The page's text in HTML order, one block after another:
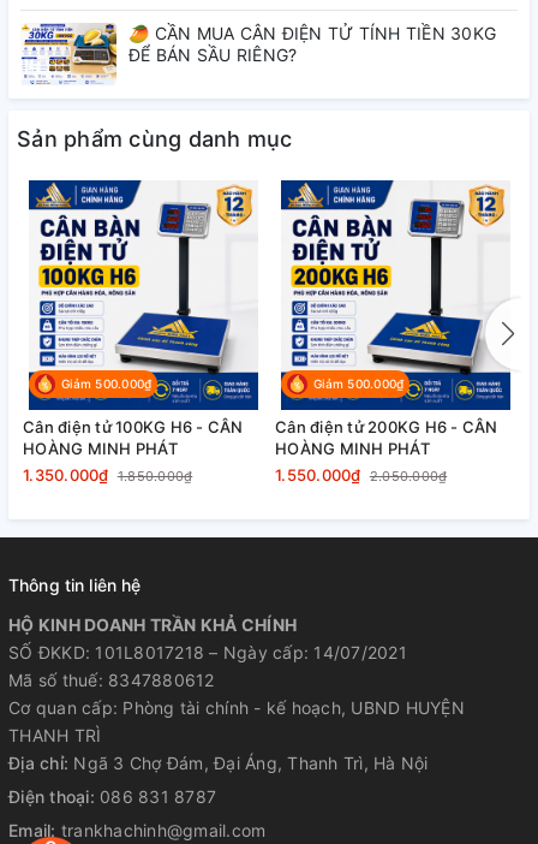
✔ Cân bàn điện tử Chống Nước SUPER-
SS Led XANH là dòng cân được thiết kế
đơn giản nhưng chắc chắn, khung cân làm
bằng sắt sơn tĩnh điện, Mâm cân INOX
Không gỉ, các phím dạng bấm m.ềm, màn
hình LED màu xanh thích hợp dùng ngoài
trời, không bị lóa mắt, được tích hợp pin
sạc.
✔ Với các tính năng cân trọng lượng
trong sản xuất, đóng gói, cân nông sản.
Đặt biệt cân trong ngành thủy hải sản,
thực phẩm do khung cân làm bằng thép
🥭 CẦN MUA CÂN ĐIỆN TỬ TÍNH TIỀN 30KG
ĐỂ BÁN SẦU RIÊNG?
Sản phẩm cùng danh mục
Giảm 500.000₫
Cân điện tử 100KG H6 - CÂN
HOÀNG MINH PHÁT
1.350.000₫ 1.850.000₫
Giảm 500.000₫
Cân điện tử 200KG H6 - CÂN
HOÀNG MINH PHÁT
1.550.000₫ 2.050.000₫
Thông tin liên hệ
HỘ KINH DOANH TRẦN KHẢ CHÍNH
SỐ ĐKKD: 101L8017218 – Ngày cấp: 14/07/2021
Mã số thuế: 8347880612
Cơ quan cấp: Phòng tài chính - kế hoạch, UBND HUYỆN
THANH TRÌ
Địa chỉ: Ngã 3 Chợ Đám, Đại Áng, Thanh Trì, Hà Nội
Điện thoại: 086 831 8787
Email: trankhachinh@gmail.com